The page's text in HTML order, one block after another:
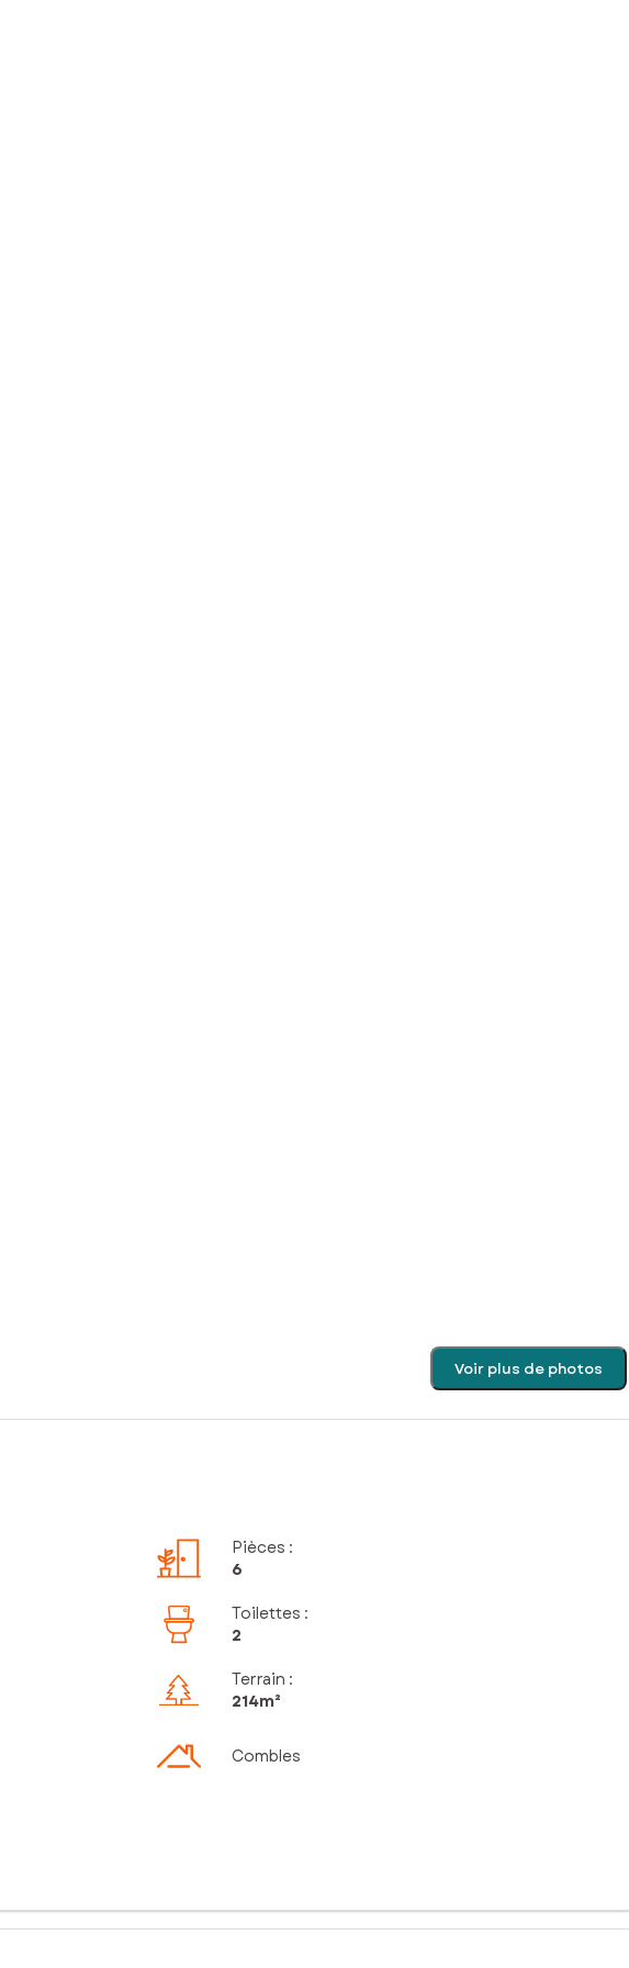
Voir plus de photos
Pièces :
6
Toilettes :
2
Terrain :
214m²
Combles